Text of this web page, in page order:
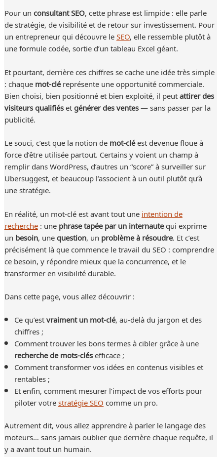
Pour unconsultant SEO, cette phrase est limpide : elle parle
de stratégie, de visibilité et de retour sur investissement. Pour
un entrepreneur qui découvre leSEO, elle ressemble plutôt à
une formule codée, sortie d’un tableau Excel géant.
Et pourtant, derrière ces chiffres se cache une idée très simple
: chaquemot-cléreprésente une opportunité commerciale.
Bien choisi, bien positionné et bien exploité, il peutattirer des
visiteurs qualifiésetgénérer des ventes— sans passer par la
publicité.
Le souci, c’est que la notion demot-cléest devenue floue à
force d’être utilisée partout. Certains y voient un champ à
remplir dans WordPress, d’autres un “score” à surveiller sur
Ubersuggest, et beaucoup l’associent à un outil plutôt qu’à
une stratégie.
En réalité, un mot-clé est avant tout uneintention de
recherche: unephrase tapée par un internautequi exprime
un besoin, unequestion, un problème à résoudre. Et c’est
précisément là que commence le travail du SEO : comprendre
ce besoin, y répondre mieux que la concurrence, et le
transformer en visibilité durable.
Dans cette page, vous allez découvrir :
Ce qu’estvraiment un mot-clé, au-delà du jargon et des
chiffres ;
Comment trouver les bons termes à cibler grâce à une
recherche de mots-clésefficace ;
Comment transformer vos idées en contenus visibles et
rentables ;
Et enfin, comment mesurer l’impact de vos efforts pour
piloter votrestratégie SEOcomme un pro.
Autrement dit, vous allez apprendre à parler le langage des
moteurs… sans jamais oublier que derrière chaque requête, il
y a avant tout un humain.